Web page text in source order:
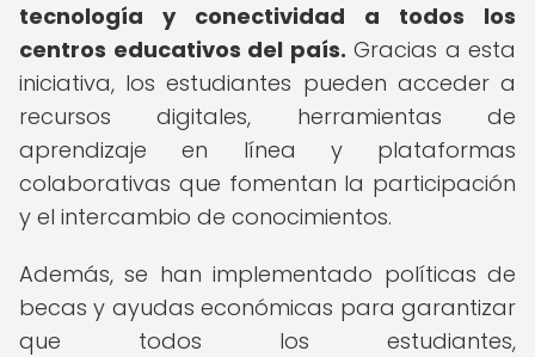
tecnología y conectividad a todos los
centros educativos del país. Gracias a esta
iniciativa, los estudiantes pueden acceder a
recursos digitales, herramientas de
aprendizaje en línea y plataformas
colaborativas que fomentan la participación
y el intercambio de conocimientos.
Además, se han implementado políticas de
becas y ayudas económicas para garantizar
que todos los estudiantes,